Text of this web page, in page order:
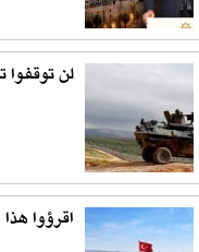
لن توقفوا
اقرؤوا